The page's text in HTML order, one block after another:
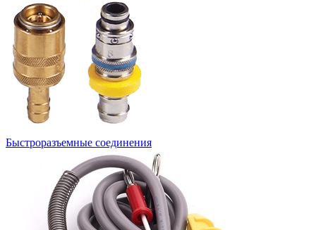
Быстроразъемные соединения